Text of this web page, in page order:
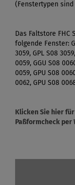
(Fenstertypen sind
Das Faltstore FHC
folgende Fenster:
3059, GPL S08
0059, GGU S08
0059, GPU S08
0062, GPU S08
Klicken Sie hier
Paßformcheck per